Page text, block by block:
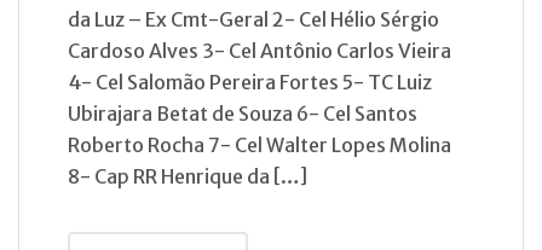
da Luz – Ex Cmt-Geral 2- Cel Hélio Sérgio
Cardoso Alves 3- Cel Antônio Carlos Vieira
4- Cel Salomão Pereira Fortes 5- TC Luiz
Ubirajara Betat de Souza 6- Cel Santos
Roberto Rocha 7- Cel Walter Lopes Molina
8- Cap RR Henrique da […]